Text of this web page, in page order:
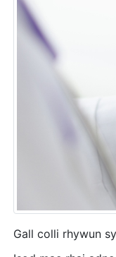
Gall colli rhywun